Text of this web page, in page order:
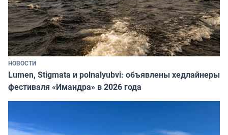
НОВОСТИ
Lumen, Stigmata и polnalyubvi: объявлены хедлайнеры
фестиваля «Имандра» в 2026 года